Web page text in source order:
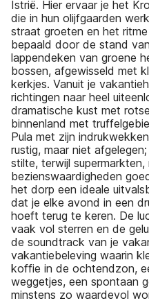
Istrië. Hier ervaar je het
die in hun olijfgaarden
straat groeten en het
bepaald door de stand
lappendeken van groene
bossen, afgewisseld met
kerkjes. Vanuit je
richtingen naar heel
dramatische kust met
binnenland met
Pula met zijn
rustig, maar niet
stilte, terwijl supermarkten,
bezienswaardigheden
het dorp een ideale
dat je elke avond in een
hoeft terug te keren. De
vaak vol sterren en de
de soundtrack van je
vakantiebeleving waarin
koffie in de ochtendzon,
weggetjes, een spontaan
minstens zo waardevol